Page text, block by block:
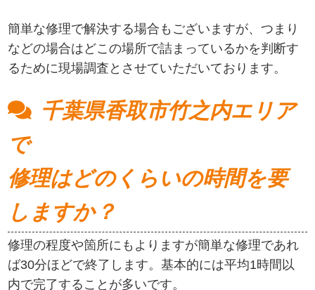
簡単な修理で解決する場合もございますが、つまり
などの場合はどこの場所で詰まっているかを判断す
るために現場調査とさせていただいております。
千葉県香取市竹之内エリア
で
修理はどのくらいの時間を要
しますか？
修理の程度や箇所にもよりますが簡単な修理であれ
ば30分ほどで終了します。基本的には平均1時間以
内で完了することが多いです。